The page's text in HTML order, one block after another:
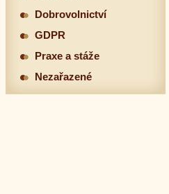
Dobrovolnictví
GDPR
Praxe a stáže
Nezařazené